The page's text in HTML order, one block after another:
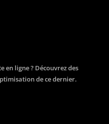
en ligne ? Découvrez des
de ce dernier.